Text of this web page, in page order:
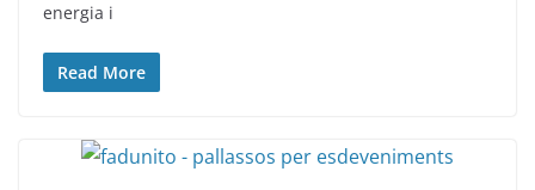
energia i
Read More